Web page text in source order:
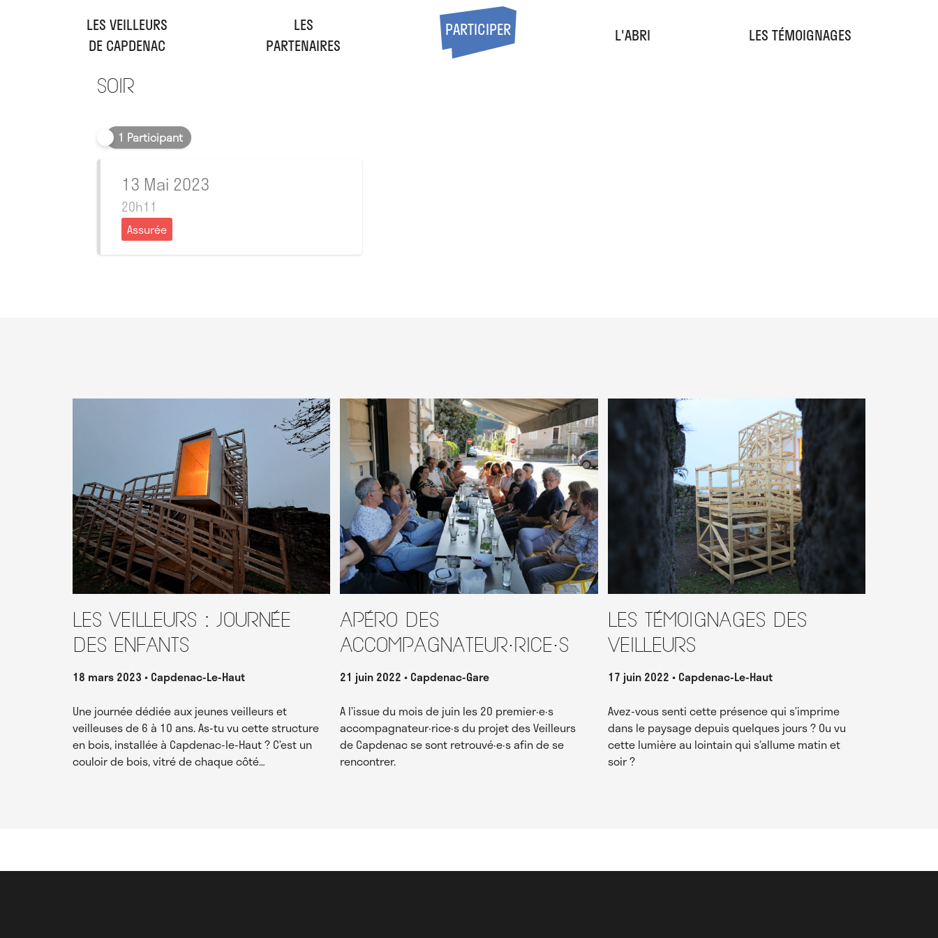
LES VEILLEURS
DE CAPDENAC
LES
PARTENAIRES
PARTICIPER L'ABRI LES TÉMOIGNAGES
Soir
1 Participant
13 Mai 2023
20h11
Assurée
Les Veilleurs : journée
des enfants
18 mars 2023 Capdenac-Le-Haut
Une journée dédiée aux jeunes veilleurs et
veilleuses de 6 à 10 ans. As-tu vu cette structure
en bois, installée à Capdenac-le-Haut ? C’est un
couloir de bois, vitré de chaque côté…
Apéro des
accompagnateur·rice·s
21 juin 2022 Capdenac-Gare
A l’issue du mois de juin les 20 premier·e·s
accompagnateur·rice·s du projet des Veilleurs
de Capdenac se sont retrouvé·e·s afin de se
rencontrer.
Les témoignages des
Veilleurs
17 juin 2022 Capdenac-Le-Haut
Avez-vous senti cette présence qui s’imprime
dans le paysage depuis quelques jours ? Ou vu
cette lumière au lointain qui s’allume matin et
soir ?